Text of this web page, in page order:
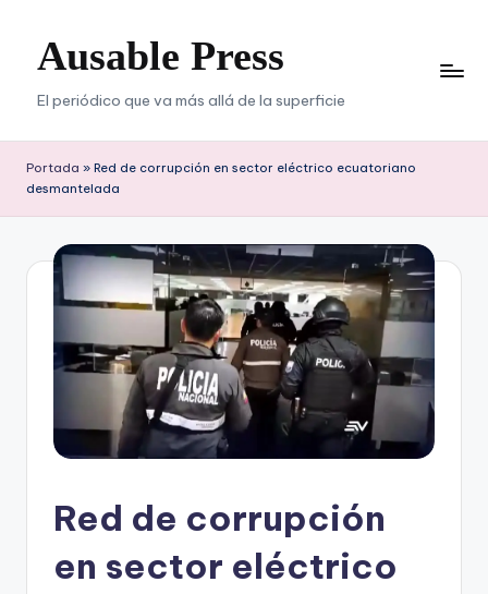
contenido
Ausable Press
El periódico que va más allá de la superficie
Portada » Red de corrupción en sector eléctrico ecuatoriano
desmantelada
Red de corrupción
en sector eléctrico